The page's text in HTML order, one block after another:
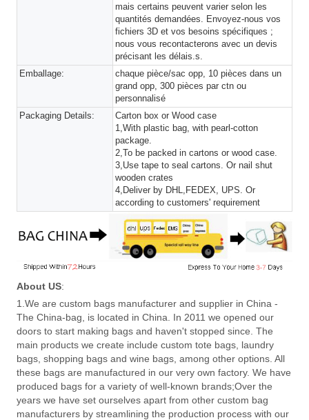
mais certains peuvent varier selon les
quantités demandées. Envoyez-nous vos
fichiers 3D et vos besoins spécifiques ;
nous vous recontacterons avec un devis
précisant les délais.s.
Emballage:
chaque pièce/sac opp, 10 pièces dans un
grand opp, 300 pièces par ctn ou
personnalisé
Packaging Details:
Carton box or Wood case
1,With plastic bag, with pearl-cotton
package.
2,To be packed in cartons or wood case.
3,Use tape to seal cartons. Or nail shut
wooden crates
4,Deliver by DHL,FEDEX, UPS. Or
according to customers' requirement
About US:
1.We are custom bags manufacturer and supplier in China -
The China-bag, is located in China. In 2011 we opened our
doors to start making bags and haven't stopped since. The
main products we create include custom tote bags, laundry
bags, shopping bags and wine bags, among other options. All
these bags are manufactured in our very own factory. We have
produced bags for a variety of well-known brands;Over the
years we have set ourselves apart from other custom bag
manufacturers by streamlining the production process with our